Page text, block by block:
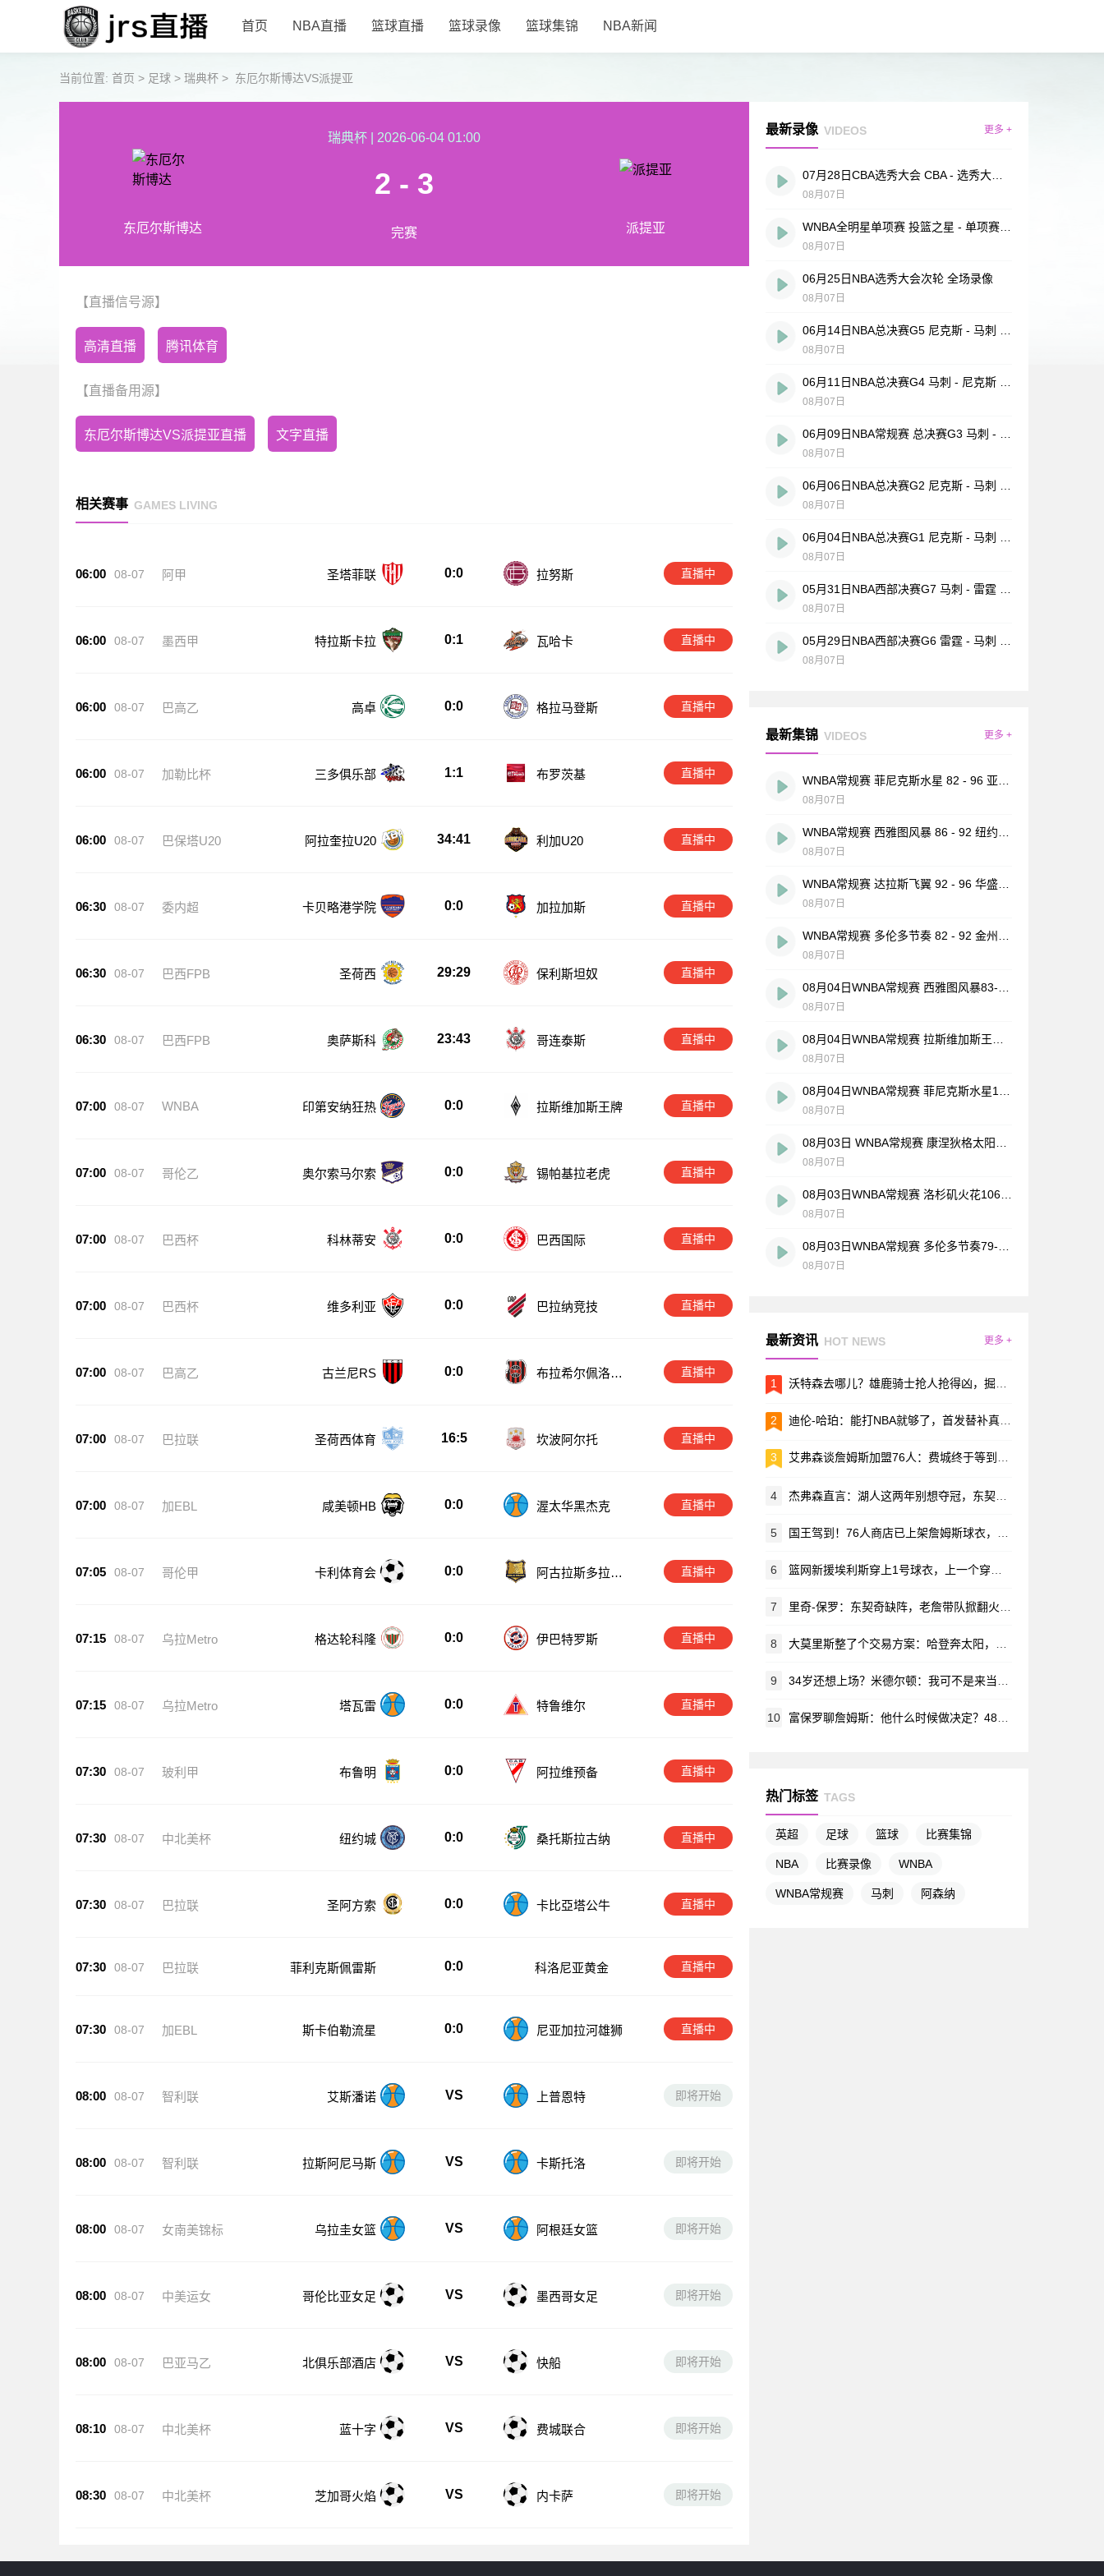
首页 NBA直播 篮球直播 篮球录像 篮球集锦 NBA新闻
当前位置: 首页 > 足球 > 瑞典杯 > 东厄尔斯博达VS派提亚
东厄尔斯博达
瑞典杯 2026-06-04 01:00
2 - 3
完赛 派提亚
【直播信号源】
高清直播 腾讯体育
【直播备用源】
东厄尔斯博达VS派提亚直播 文字直播
相关赛事 GAMES LIVING
06:00 08-07 阿甲 圣塔菲联 0:0 拉努斯 直播中
06:00 08-07 墨西甲 特拉斯卡拉 0:1 瓦哈卡 直播中
06:00 08-07 巴高乙 高卓 0:0 格拉马登斯 直播中
06:00 08-07 加勒比杯 三多俱乐部 1:1 布罗茨基 直播中
06:00 08-07 巴保塔U20 阿拉奎拉U20 34:41 利加U20 直播中
06:30 08-07 委内超 卡贝略港学院 0:0 加拉加斯 直播中
06:30 08-07 巴西FPB 圣荷西 29:29 保利斯坦奴 直播中
06:30 08-07 巴西FPB 奥萨斯科 23:43 哥连泰斯 直播中
07:00 08-07 WNBA 印第安纳狂热 0:0 拉斯维加斯王牌 直播中
07:00 08-07 哥伦乙 奥尔索马尔索 0:0 锡帕基拉老虎 直播中
07:00 08-07 巴西杯 科林蒂安 0:0 巴西国际 直播中
07:00 08-07 巴西杯 维多利亚 0:0 巴拉纳竞技 直播中
07:00 08-07 巴高乙 古兰尼RS 0:0
布拉希尔佩洛塔
直播中
07:00 08-07 巴拉联 圣荷西体育 16:5 坎波阿尔托 直播中
07:00 08-07 加EBL 咸美顿HB 0:0 渥太华黑杰克 直播中
07:05 08-07 哥伦甲 卡利体育会 0:0
阿古拉斯多拉达
直播中
07:15 08-07 乌拉Metro 格达轮科隆 0:0 伊巴特罗斯 直播中
07:15 08-07 乌拉Metro 塔瓦雷 0:0 特鲁维尔 直播中
07:30 08-07 玻利甲 布鲁明 0:0 阿拉维预备 直播中
07:30 08-07 中北美杯 纽约城 0:0 桑托斯拉古纳 直播中
07:30 08-07 巴拉联 圣阿方索 0:0 卡比亞塔公牛 直播中
07:30 08-07 巴拉联 菲利克斯佩雷斯 0:0 科洛尼亚黄金 直播中
07:30 08-07 加EBL 斯卡伯勒流星 0:0 尼亚加拉河雄狮 直播中
08:00 08-07 智利联 艾斯潘诺 VS 上普恩特 即将开始
08:00 08-07 智利联 拉斯阿尼马斯 VS 卡斯托洛 即将开始
08:00 08-07 女南美锦标 乌拉圭女篮 VS 阿根廷女篮 即将开始
中美运女 哥伦比亚女足 VS 墨西哥女足 即将开始
巴亚马乙 北俱乐部酒店 VS 快船 即将开始
最新录像 VIDEOS 更多 +
08月07日
08月07日
06月25日NBA选秀大会次轮 全场录像
08月07日
08月07日
08月07日
08月07日
08月07日
08月07日
08月07日
08月07日
最新集锦 VIDEOS 更多 +
08月07日
08月07日
08月07日
08月07日
08月07日
08月07日
08月07日
08月07日
08月07日
08月07日
最新资讯 HOT NEWS 更多 +
1 沃特森去哪儿？雄鹿骑士抢人抢得凶，掘金跟球员的价码差得有点远
2 迪伦-哈珀：能打NBA就够了，首发替补真没那么要紧
3 艾弗森谈詹姆斯加盟76人：费城终于等到了“答案”
4 杰弗森直言：湖人这两年别想夺冠，东契奇至少还有十年好光景
5 国王驾到！76人商店已上架詹姆斯球衣，售价有点意思
6 篮网新援埃利斯穿上1号球衣，上一个穿它的还是扎伊尔·威廉姆斯
7 里奇-保罗：东契奇缺阵，老詹带队掀翻火箭，这才决定再打一年
8 大莫里斯整了个交易方案：哈登奔太阳，詹姆斯回骑士？
9 34岁还想上场？米德尔顿：我可不是来当教练的
10 富保罗聊詹姆斯：他什么时候做决定？48秒？48分钟？谁也说不准
热门标签 TAGS
英超 足球 篮球 比赛集锦
NBA 比赛录像 WNBA
WNBA常规赛 马刺 阿森纳